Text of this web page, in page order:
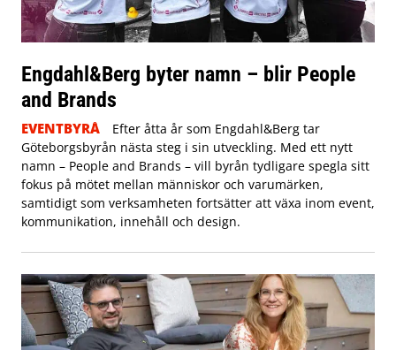
Engdahl&Berg byter namn – blir People
and Brands
EVENTBYRÅ
Efter åtta år som Engdahl&Berg tar
Göteborgsbyrån nästa steg i sin utveckling. Med ett nytt
namn – People and Brands – vill byrån tydligare spegla sitt
fokus på mötet mellan människor och varumärken,
samtidigt som verksamheten fortsätter att växa inom event,
kommunikation, innehåll och design.